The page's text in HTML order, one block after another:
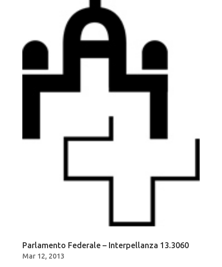
Parlamento Federale – Interpellanza 13.3060
Mar 12, 2013